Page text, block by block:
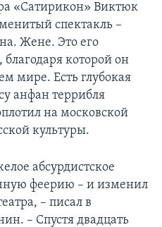
«Сатирикон» Виктюк
спектакль –
Жене. Это его
которой он
мире. Есть глубокая
анфан террибля
на московской
культуры.
абсурдистское
феерию – и изменил
– писал в
– Спустя двадцать